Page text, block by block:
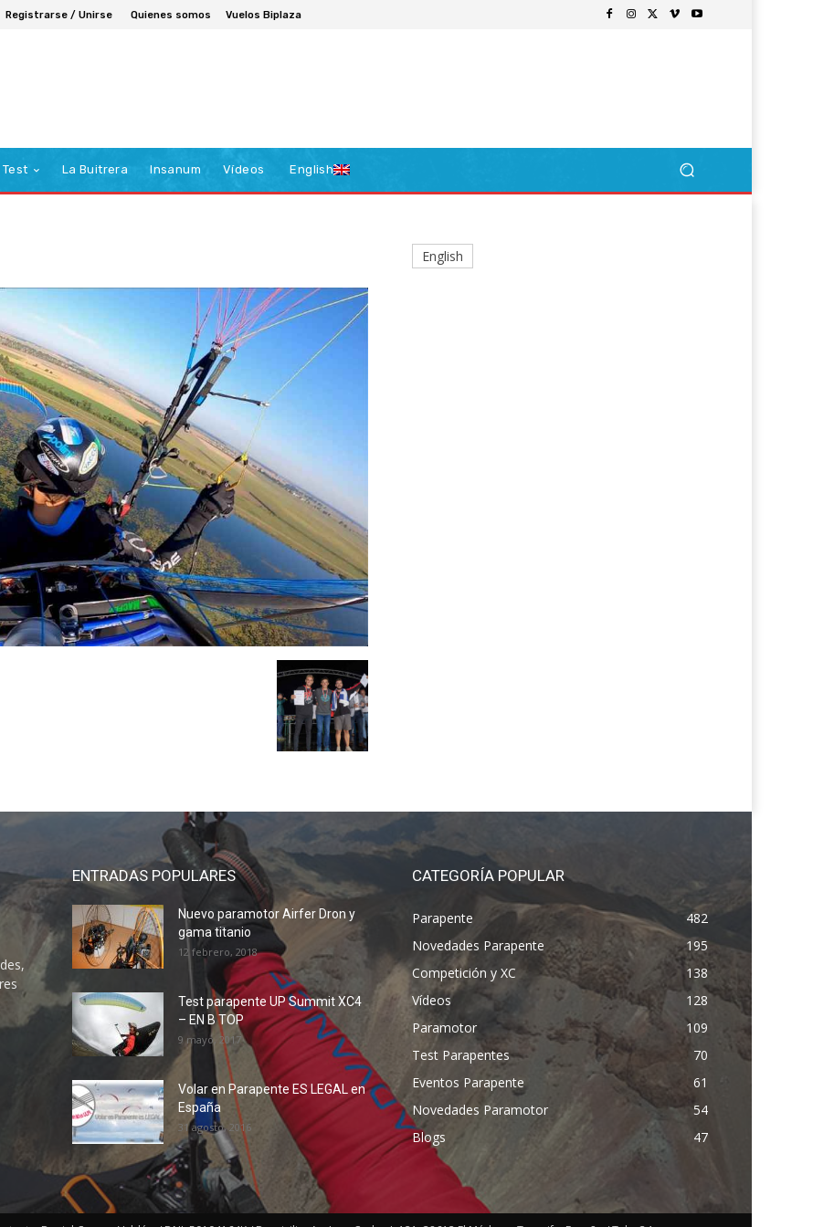
Registrarse / Unirse Quienes somos Vuelos Biplaza
Test La Buitrera Insanum Vídeos English
English
ENTRADAS POPULARES
Nuevo paramotor Airfer Dron y
gama titanio
12 febrero, 2018
Test parapente UP Summit XC4
– EN B TOP
9 mayo, 2017
Volar en Parapente ES LEGAL en
España
31 agosto, 2016
CATEGORÍA POPULAR
Parapente
482
Novedades Parapente
195
Competición y XC
138
Vídeos
128
Paramotor
109
Test Parapentes
70
Eventos Parapente
61
Novedades Paramotor
54
Blogs
47